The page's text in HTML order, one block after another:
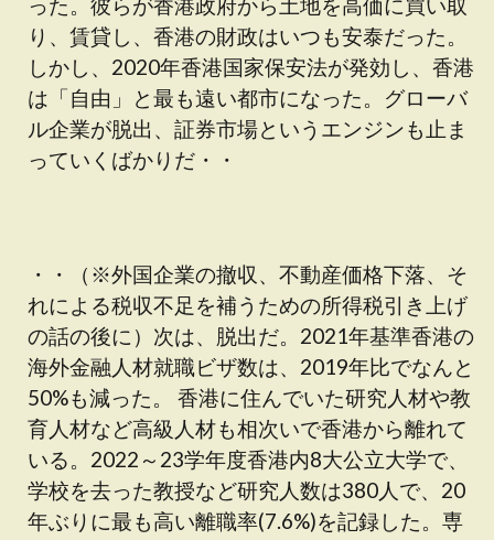
り、賃貸し、香港の財政はいつも安泰だった。
しかし、2020年香港国家保安法が発効し、香港
は「自由」と最も遠い都市になった。グローバ
ル企業が脱出、証券市場というエンジンも止ま
っていくばかりだ・・
・・（※外国企業の撤収、不動産価格下落、そ
れによる税収不足を補うための所得税引き上げ
の話の後に）次は、脱出だ。2021年基準香港の
海外金融人材就職ビザ数は、2019年比でなんと
50%も減った。 香港に住んでいた研究人材や教
育人材など高級人材も相次いで香港から離れて
いる。2022～23学年度香港内8大公立大学で、
学校を去った教授など研究人数は380人で、20
年ぶりに最も高い離職率(7.6%)を記録した。専